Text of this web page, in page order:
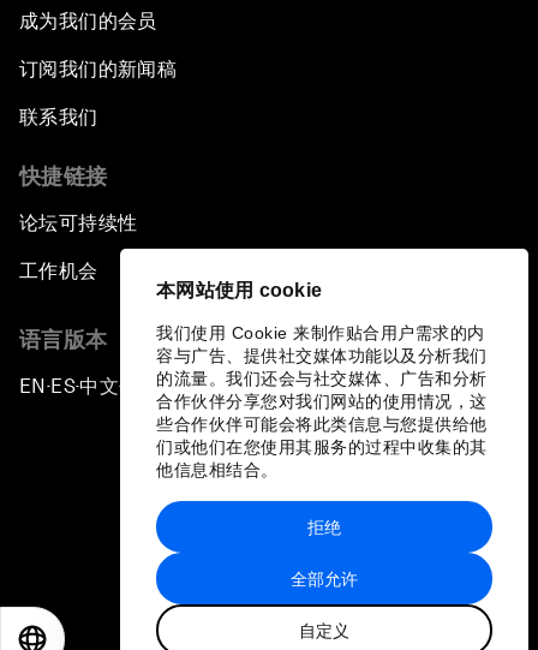
本网站使用 cookie
我们使用 Cookie 来制作贴合用户需求的内
容与广告、提供社交媒体功能以及分析我们
的流量。我们还会与社交媒体、广告和分析
合作伙伴分享您对我们网站的使用情况，这
些合作伙伴可能会将此类信息与您提供给他
们或他们在您使用其服务的过程中收集的其
他信息相结合。
全部允许
自定义
拒绝
成为我们的会员
订阅我们的新闻稿
联系我们
快捷链接
论坛可持续性
工作机会
语言版本
EN ▪ ES▪中文▪ 日本語
站点地图
世界经济论坛